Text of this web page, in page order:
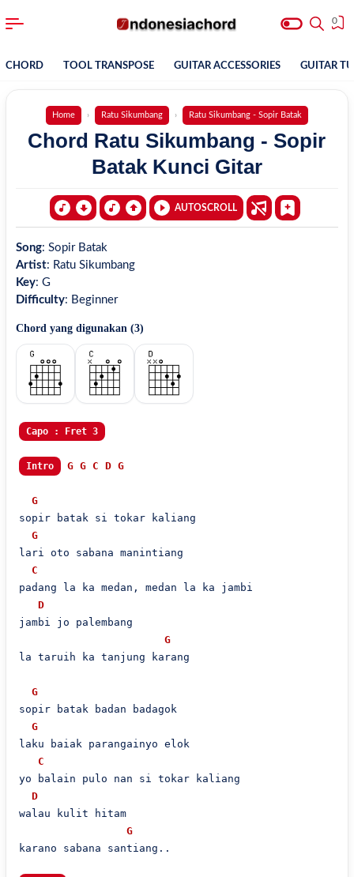
0
CHORD TOOL TRANSPOSE GUITAR ACCESSORIES GUITAR
Home Ratu Sikumbang Ratu Sikumbang - Sopir Batak
Chord Ratu Sikumbang - Sopir
Batak Kunci Gitar
AUTOSCROLL
Song: Sopir Batak
Artist: Ratu Sikumbang
Key: G
Difficulty: Beginner
Chord yang digunakan (3)
Capo : Fret 3
Intro G G C D G
G
sopir batak si tokar kaliang
G
lari oto sabana manintiang
C
padang la ka medan, medan la ka jambi
D
jambi jo palembang
G
la taruih ka tanjung karang
G
sopir batak badan badagok
G
laku baiak parangainyo elok
C
yo balain pulo nan si tokar kaliang
D
walau kulit hitam
G
karano sabana santiang..